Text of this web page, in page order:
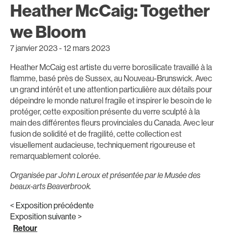
Heather McCaig: Together
we Bloom
7 janvier 2023- 12 mars 2023
Heather McCaig est artiste du verre borosilicate travaillé à la
flamme, basé près de Sussex, au Nouveau-Brunswick. Avec
un grand intérêt et une attention particulière aux détails pour
dépeindre le monde naturel fragile et inspirer le besoin de le
protéger, cette exposition présente du verre sculpté à la
main des différentes fleurs provinciales du Canada. Avec leur
fusion de solidité et de fragilité, cette collection est
visuellement audacieuse, techniquement rigoureuse et
remarquablement colorée.
Organisée par John Leroux et présentée par le Musée des
beaux-arts Beaverbrook.
< Exposition précédente
Exposition suivante >
Retour